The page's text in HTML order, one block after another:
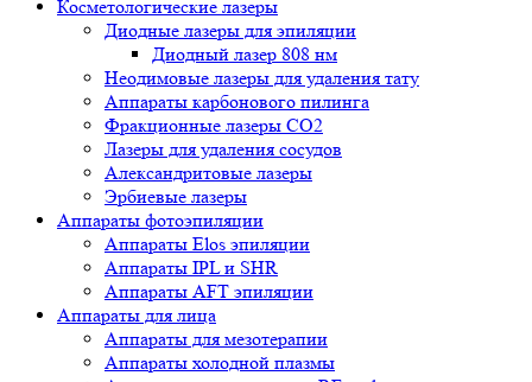
Косметологические лазеры
Диодные лазеры для эпиляции
Диодный лазер 808 нм
Неодимовые лазеры для удаления тату
Аппараты карбонового пилинга
Фракционные лазеры CO2
Лазеры для удаления сосудов
Александритовые лазеры
Эрбиевые лазеры
Аппараты фотоэпиляции
Аппараты Elos эпиляции
Аппараты IPL и SHR
Аппараты AFT эпиляции
Аппараты для лица
Аппараты для мезотерапии
Аппараты холодной плазмы